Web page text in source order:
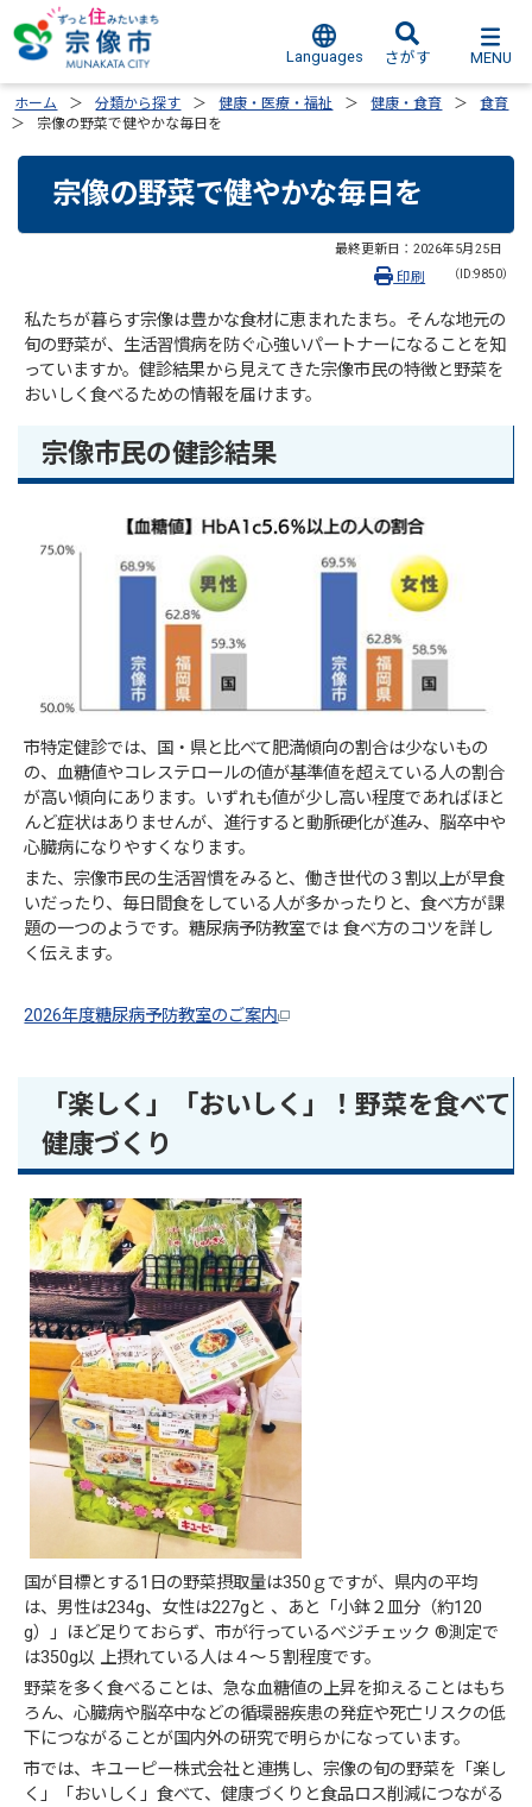
Languages さがす MENU
ホーム 分類から探す 健康・医療・福祉 健康・食育
食育
宗像の野菜で健やかな毎日を
宗像の野菜で健やかな毎日を
最終更新日： 2026年5月25日
（ID:9850）
印刷
私たちが暮らす宗像は豊かな食材に恵まれたまち。そんな地元の
旬の野菜が、生活習慣病を防ぐ心強いパートナーになることを知
っていますか。健診結果から見えてきた宗像市民の特徴と野菜を
おいしく食べるための情報を届けます。
宗像市民の健診結果
市特定健診では、国・県と比べて肥満傾向の割合は少ないもの
の、血糖値やコレステロールの値が基準値を超えている人の割合
が高い傾向にあります。いずれも値が少し高い程度であればほと
んど症状はありませんが、進行すると動脈硬化が進み、脳卒中や
心臓病になりやすくなります。
また、宗像市民の生活習慣をみると、働き世代の３割以上が早食
いだったり、毎日間食をしている人が多かったりと、食べ方が課
題の一つのようです。糖尿病予防教室では 食べ方のコツを詳し
く伝えます。
2026年度糖尿病予防教室のご案内
「楽しく」「おいしく」！野菜を食べて
健康づくり
国が目標とする1日の野菜摂取量は350ｇですが、県内の平均
は、男性は234g、女性は227gと 、あと「小鉢２皿分（約120
g）」ほど足りておらず、市が行っているべジチェック ®測定で
は350g以 上摂れている人は４～５割程度です。
野菜を多く食べることは、急な血糖値の上昇を抑えることはもち
ろん、心臓病や脳卒中などの循環器疾患の発症や死亡リスクの低
下につながることが国内外の研究で明らかになっています。
市では、キユーピー株式会社と連携し、宗像の旬の野菜を「楽し
く」「おいしく」食べて、健康づくりと食品ロス削減につながる